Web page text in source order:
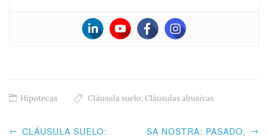
Hipotecas Cláusula suelo,Cláusulas abusivas
← CLÁUSULA SUELO:
SA NOSTRA: PASADO, →